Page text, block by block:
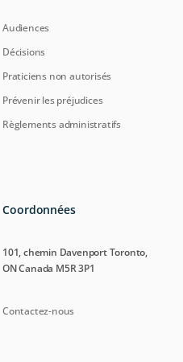
Audiences
Décisions
Praticiens non autorisés
Prévenir les préjudices
Règlements administratifs
Coordonnées
101, chemin Davenport Toronto,
ON Canada M5R 3P1
Contactez-nous